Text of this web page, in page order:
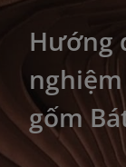
Hướng
gốm